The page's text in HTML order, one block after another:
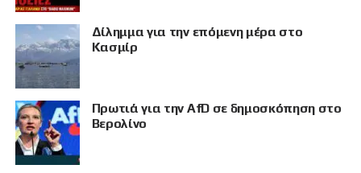
Δίλημμα για την επόμενη μέρα στο
Κασμίρ
Πρωτιά για την AfD σε δημοσκόπηση στο
Βερολίνο